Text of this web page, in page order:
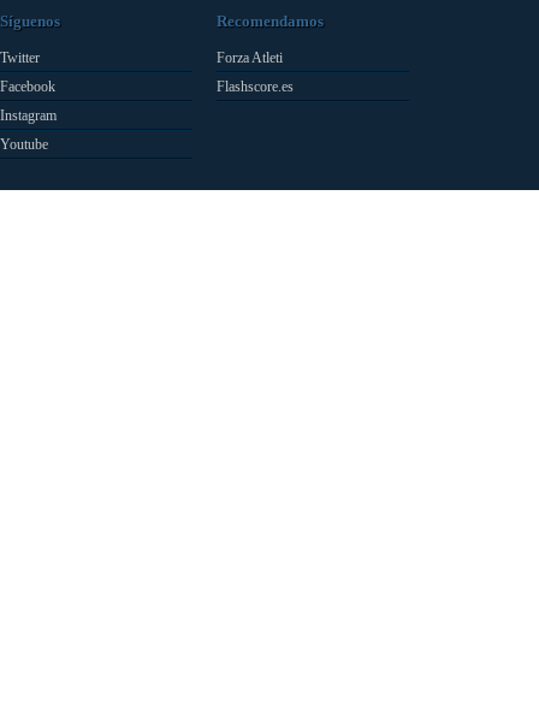
Síguenos
Twitter
Facebook
Instagram
Youtube
Recomendamos
Forza Atleti
Flashscore.es